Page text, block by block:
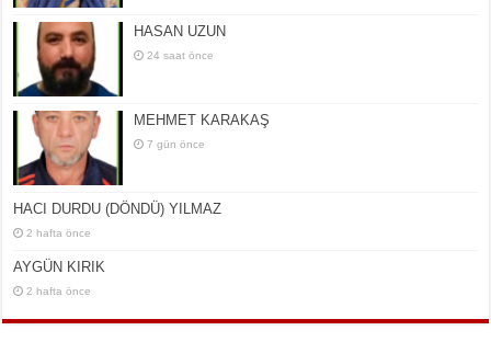
HASAN UZUN
24 saat önce
MEHMET KARAKAŞ
7 gün önce
HACI DURDU (DÖNDÜ) YILMAZ
2 hafta önce
AYGÜN KIRIK
2 hafta önce